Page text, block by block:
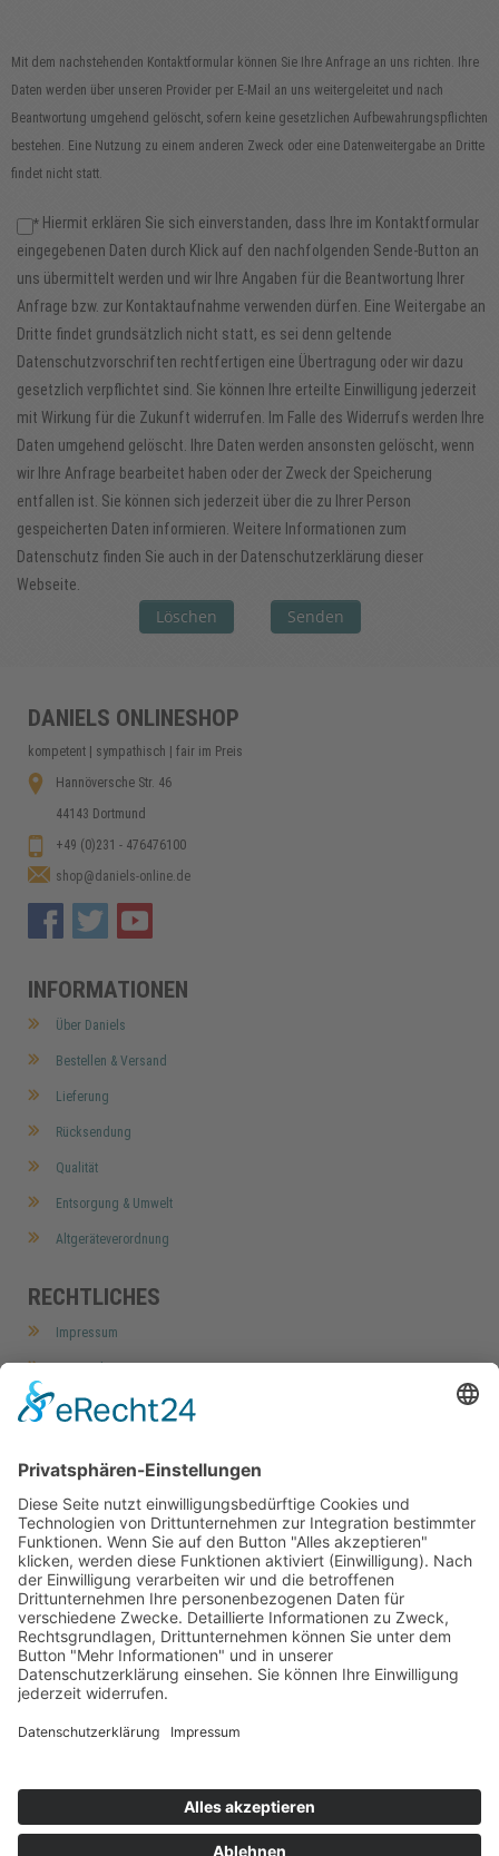
Mit dem nachstehenden Kontaktformular können Sie Ihre Anfrage an uns richten. Ihre
Daten werden über unseren Provider per E-Mail an uns weitergeleitet und nach
Beantwortung umgehend gelöscht, sofern keine gesetzlichen Aufbewahrungspflichten
bestehen. Eine Nutzung zu einem anderen Zweck oder eine Datenweitergabe an Dritte
findet nicht statt.
* Hiermit erklären Sie sich einverstanden, dass Ihre im Kontaktformular
eingegebenen Daten durch Klick auf den nachfolgenden Sende-Button an
uns übermittelt werden und wir Ihre Angaben für die Beantwortung Ihrer
Anfrage bzw. zur Kontaktaufnahme verwenden dürfen. Eine Weitergabe an
Dritte findet grundsätzlich nicht statt, es sei denn geltende
Datenschutzvorschriften rechtfertigen eine Übertragung oder wir dazu
gesetzlich verpflichtet sind. Sie können Ihre erteilte Einwilligung jederzeit
mit Wirkung für die Zukunft widerrufen. Im Falle des Widerrufs werden Ihre
Daten umgehend gelöscht. Ihre Daten werden ansonsten gelöscht, wenn
wir Ihre Anfrage bearbeitet haben oder der Zweck der Speicherung
entfallen ist. Sie können sich jederzeit über die zu Ihrer Person
gespeicherten Daten informieren. Weitere Informationen zum
Datenschutz finden Sie auch in der Datenschutzerklärung dieser
Webseite.
Löschen Senden
DANIELS ONLINESHOP
kompetent | sympathisch | fair im Preis
Hannöversche Str. 46
44143 Dortmund
+49 (0)231 - 476476100
shop@daniels-online.de
INFORMATIONEN
Über Daniels
Bestellen & Versand
Lieferung
Rücksendung
Qualität
Entsorgung & Umwelt
Altgeräteverordnung
RECHTLICHES
Impressum
Datenschutz
AGB
Barrierefreiheitserklärung
Cookie-Einstellungen
MEIN KONTO
Home
Mein Konto
Meine Wunschliste